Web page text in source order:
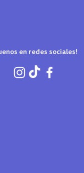
en redes sociales!